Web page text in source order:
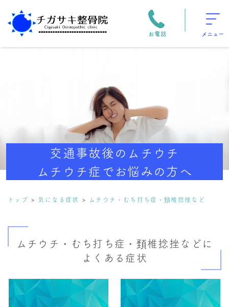
お電話 メニュー
交通事故後のムチウチ
ムチウチ症でお悩みの方へ
トップ 気になる症状 ムチウチ・むち打ち症・頚椎捻挫など
ムチウチ・むち打ち症・頚椎捻挫などに
よくある症状